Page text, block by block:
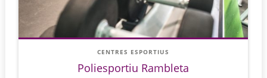
CENTRES ESPORTIUS
Poliesportiu Rambleta